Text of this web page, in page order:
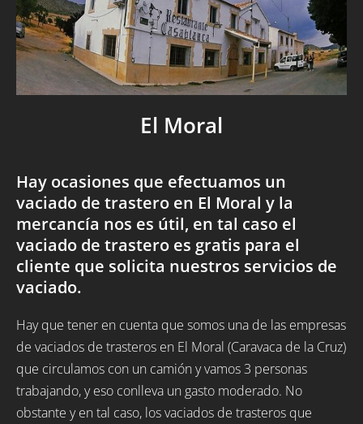
El Moral
Hay ocasiones que efectuamos un
vaciado de trastero en El Moral y la
mercancía nos es útil, en tal caso el
vaciado de trastero es gratis para el
cliente que solicita nuestros servicios de
vaciado.
Hay que tener en cuenta que somos una de las empresas
de vaciados de trasteros en El Moral (Caravaca de la Cruz)
que circulamos con un camión y vamos 3 personas
trabajando, y eso conlleva un gasto moderado. No
obstante y en tal caso, los vaciados de trasteros que